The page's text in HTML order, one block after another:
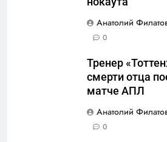
Анатолий
0
Тренер
смерти отца
матче АПЛ
Анатолий
0
складам
«Ростех»
Серовский
САНКТ-